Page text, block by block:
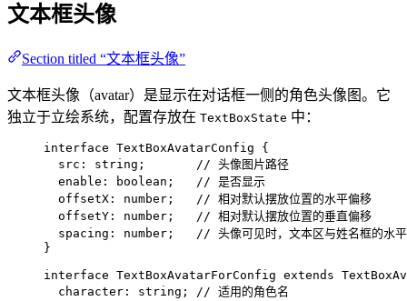
文本框头像
Section titled “文本框头像”
文本框头像（avatar）是显示在对话框一侧的角色头像图。它
独立于立绘系统，配置存放在 TextBoxState 中：
interface TextBoxAvatarConfig {
src : string ; // 头像图片路径
enable : boolean ; // 是否显示
offsetX : number ; // 相对默认摆放位置的水平偏移
offsetY : number ; // 相对默认摆放位置的垂直偏移
spacing : number ; // 头像可见时，文本区与姓名框的水
}
interface TextBoxAvatarForConfig extends
character : string ; // 适用的角色名